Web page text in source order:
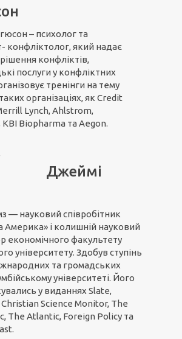
– психолог та
конфліктолог, який надає
конфліктів,
послуги у конфліктних
тренінги на тему
організаціях, як Credit
Lynch, Ahlstrom,
Biopharma та Aegon.
Джеймі
— науковий співробітник
Америка» і колишній науковий
економічного факультету
університету. Здобув ступінь
та громадських
університеті. Його
у виданнях Slate,
Science Monitor, The
The Atlantic, Foreign Policy та